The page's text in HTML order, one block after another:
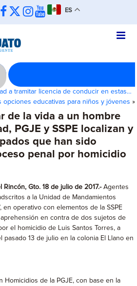
ES
a tramitar licencia de conducir en estas…
opciones educativas para niños y jóvenes »
de la vida a un hombre
PGJE y SSPE localizan y
que han sido
penal por homicidio
Rincón, Gto. 18 de julio de 2017.-Agentes
a la Unidad de Mandamientos
en operativo con elementos de la SSPE
en contra de dos sujetos de
el homicidio de Luis Santos Torres, a
pasado 13 de julio en la colonia El Llano en
Homicidios de la PGJE, con base en la